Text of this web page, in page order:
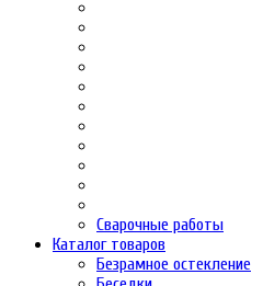
Сварочные работы
Каталог товаров
Безрамное остекление